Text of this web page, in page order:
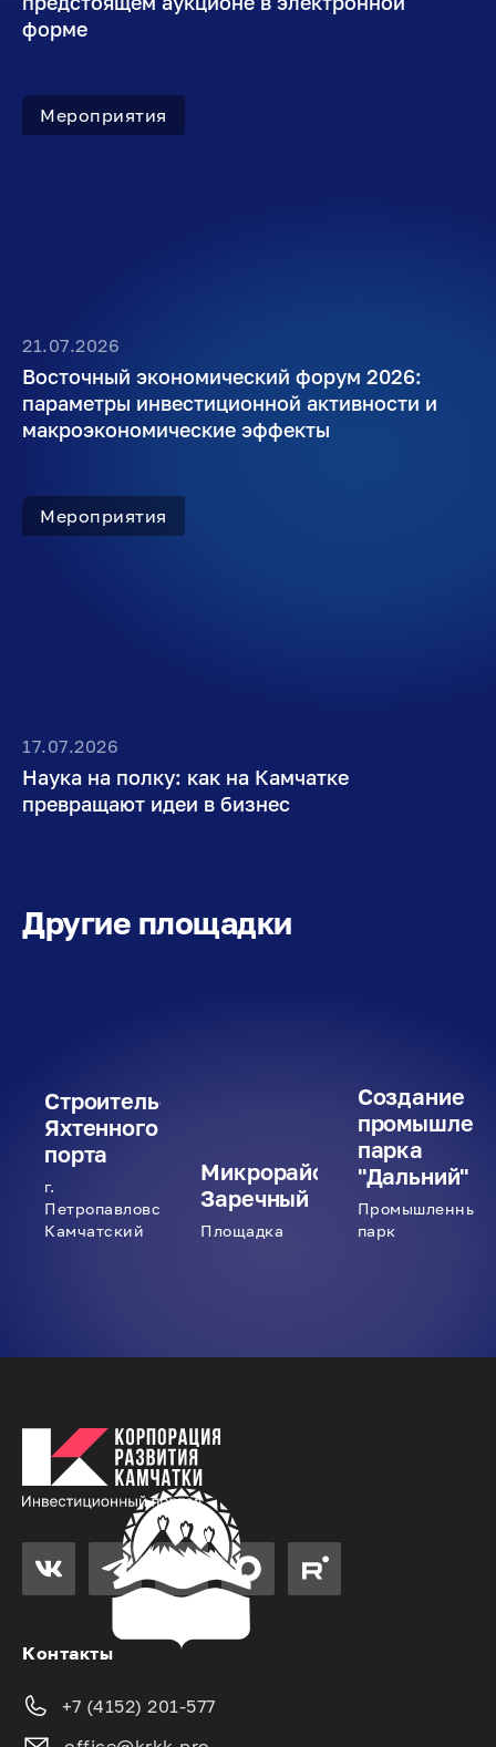
форме
Мероприятия
21.07.2026
Восточный экономический форум 2026:
параметры инвестиционной активности и
макроэкономические эффекты
Мероприятия
17.07.2026
Наука на полку: как на Камчатке
превращают идеи в бизнес
Другие площадки
Строительство
Яхтенного
порта
г.
Петропавловск-
Камчатский
Микрорайон
Заречный
Площадка
Создание
парка
"Дальний"
Промышленный
парк
Контакты
+7 (4152) 201-577